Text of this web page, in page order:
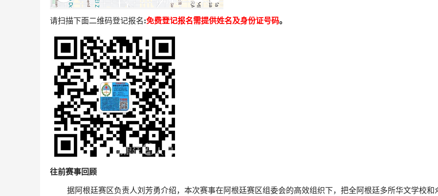
请扫描下面二维码登记报名:免费登记报名需提供姓名及身份证号码。
往前赛事回顾
据阿根廷赛区负责人刘芳勇介绍，本次赛事在阿根廷赛区组委会的高效组织下，把全阿根廷多所华文学校和